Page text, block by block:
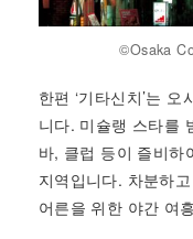
©Osaka
한편 ‘기타신치’는
니다. 미슐랭 스타를
바, 클럽 등이 즐비하
지역입니다. 차분하
어른을 위한 야간 여